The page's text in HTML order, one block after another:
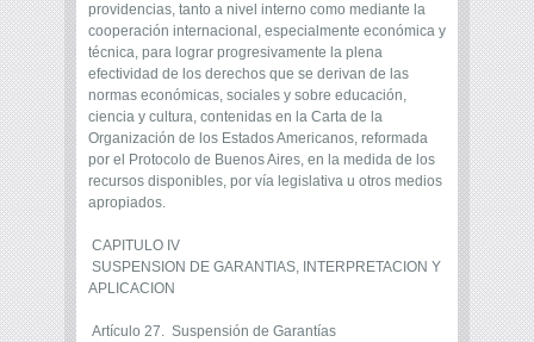
providencias, tanto a nivel interno como mediante la
cooperación internacional, especialmente económica y
técnica, para lograr progresivamente la plena
efectividad de los derechos que se derivan de las
normas económicas, sociales y sobre educación,
ciencia y cultura, contenidas en la Carta de la
Organización de los Estados Americanos, reformada
por el Protocolo de Buenos Aires, en la medida de los
recursos disponibles, por vía legislativa u otros medios
apropiados.
CAPITULO IV
SUSPENSION DE GARANTIAS, INTERPRETACION Y
APLICACION
Artículo 27. Suspensión de Garantías